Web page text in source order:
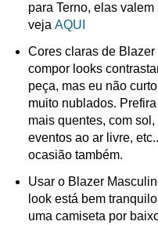
para Terno, elas
veja AQUI
Cores claras de
compor looks
peça, mas eu não
muito nublados.
mais quentes, com
eventos ao ar livre,
ocasião também.
Usar o Blazer
look está bem
uma camiseta por